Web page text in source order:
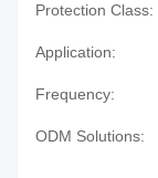
Protection Class:
Application:
Frequency:
ODM Solutions: